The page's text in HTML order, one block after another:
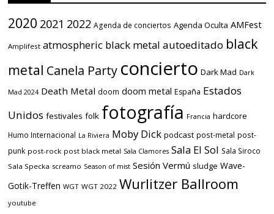
2020 2021 2022 Agenda de conciertos Agenda Oculta AMFest
Amplifest atmospheric black metal autoeditado black
metal Canela Party concierto Dark Mad Dark
Mad 2024 Death Metal doom doom metal España Estados
Unidos festivales folk fotografía Francia hardcore
Humo Internacional La Riviera Moby Dick podcast post-metal post-
punk post-rock post black metal Sala Clamores Sala El Sol Sala Siroco
Sala Specka screamo Season of mist Sesión Vermú sludge Wave-
Gotik-Treffen WGT WGT 2022 Wurlitzer Ballroom
youtube